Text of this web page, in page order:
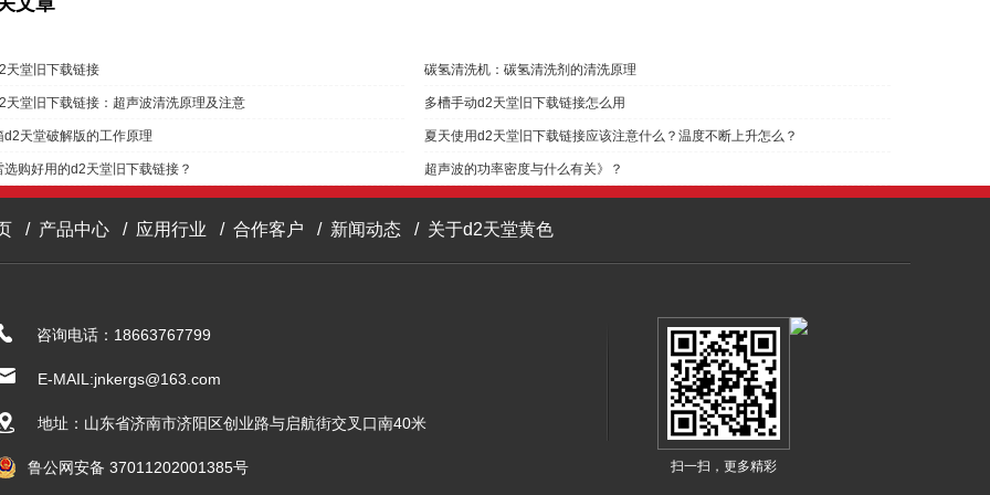
天堂旧下载链接 碳氢清洗机：碳氢清洗剂的清洗原理
堂旧下载链接：超声波清洗原理及注意 多槽手动d2天堂旧下载链接怎么用
d2天堂破解版的工作原理 夏天使用d2天堂旧下载链接应该注意什么？温度不断上升怎么？
购好用的d2天堂旧下载链接？ 超声波的功率密度与什么有关》？
/ 产品中心 / 应用行业 / 合作客户 / 新闻动态 / 关于d2天堂黄色
咨询电话：18663767799
E-MAIL:jnkergs@163.com
地址：山东省济南市济阳区创业路与启航街交叉口南40米
鲁公网安备 37011202001385号 扫一扫，更多精彩